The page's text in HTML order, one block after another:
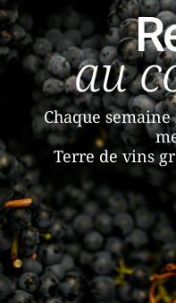
au
Chaque
Terre de vins